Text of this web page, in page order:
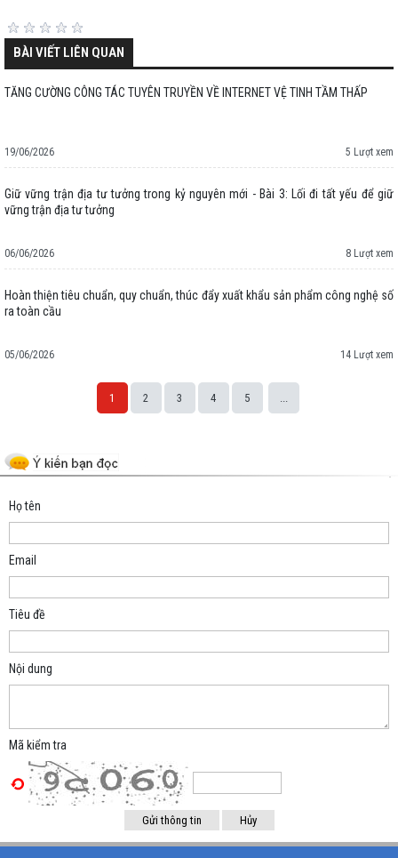
BÀI VIẾT LIÊN QUAN
TĂNG CƯỜNG CÔNG TÁC TUYÊN TRUYỀN VỀ INTERNET VỆ TINH TẦM THẤP
19/06/2026 5 Lượt xem
Giữ vững trận địa tư tưởng trong kỷ nguyên mới - Bài 3: Lối đi tất yếu để giữ
vững trận địa tư tưởng
06/06/2026 8 Lượt xem
Hoàn thiện tiêu chuẩn, quy chuẩn, thúc đẩy xuất khẩu sản phẩm công nghệ số
ra toàn cầu
05/06/2026 14 Lượt xem
1 2 3 4 5
Họ tên
Email
Tiêu đề
Nội dung
Mã kiểm tra